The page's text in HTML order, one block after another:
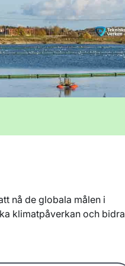
nå de globala målen i
klimatpåverkan och bidra